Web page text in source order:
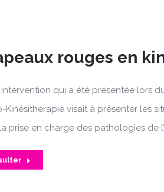
rouges en
qui a été présentée lors
Kinésithérapie visait à présenter les
prise en charge des pathologies de